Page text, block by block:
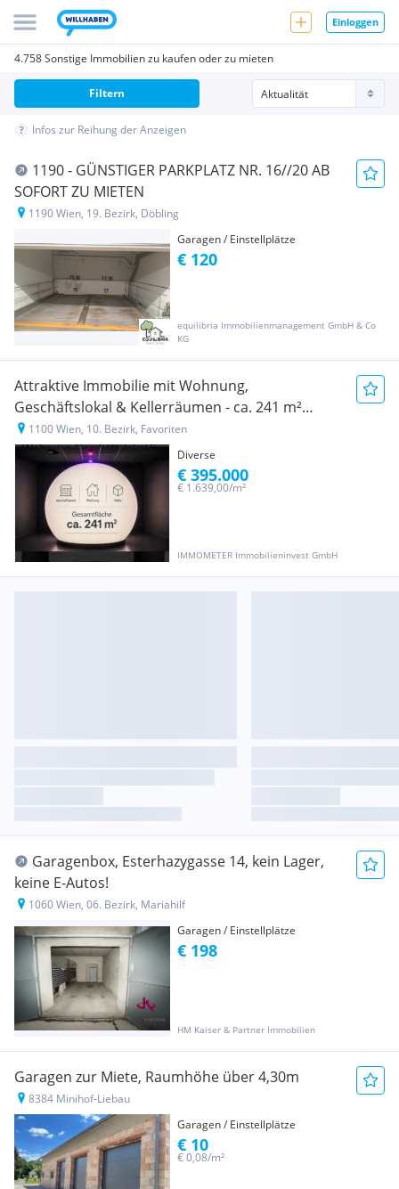
Einloggen
4.758 Sonstige Immobilien zu kaufen oder zu mieten
Filtern
Infos zur Reihung der Anzeigen
1190 - GÜNSTIGER PARKPLATZ NR. 16//20 AB
SOFORT ZU MIETEN
1190 Wien, 19. Bezirk, Döbling
Garagen / Einstellplätze
equilibria Immobilienmanagement GmbH & Co
KG
€ 120
Attraktive Immobilie mit Wohnung,
Geschäftslokal & Kellerräumen - ca. 241 m²
Wohn- und Nutzfläche
1100 Wien, 10. Bezirk, Favoriten
Diverse
IMMOMETER Immobilieninvest GmbH
€ 1.639,00/m²
€ 395.000
Garagenbox, Esterhazygasse 14, kein Lager,
keine E-Autos!
1060 Wien, 06. Bezirk, Mariahilf
Garagen / Einstellplätze
HM Kaiser & Partner Immobilien
€ 198
Garagen zur Miete, Raumhöhe über 4,30m
8384 Minihof-Liebau
Garagen / Einstellplätze
€ 0,08/m²
€ 10